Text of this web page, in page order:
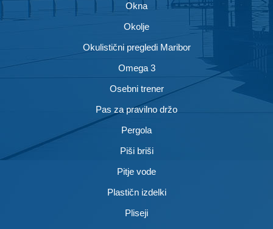
Okna
Okolje
Okulistični pregledi Maribor
Omega 3
Osebni trener
Pas za pravilno držo
Pergola
Piši briši
Pitje vode
Plastičn izdelki
Pliseji